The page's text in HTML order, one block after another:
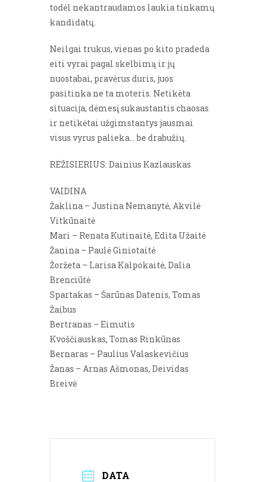
todėl nekantraudamos laukia tinkamų
kandidatų.
Neilgai trukus, vienas po kito pradeda
eiti vyrai pagal skelbimą ir jų
nuostabai, pravėrus duris, juos
pasitinka ne ta moteris. Netikėta
situacija, dėmesį sukaustantis chaosas
ir netikėtai užgimstantys jausmai
visus vyrus palieka… be drabužių.
REŽISIERIUS: Dainius Kazlauskas
VAIDINA
Žaklina – Justina Nemanytė, Akvilė
Vitkūnaitė
Mari – Renata Kutinaitė, Edita Užaitė
Žanina – Paulė Giniotaitė
Žoržeta – Larisa Kalpokaitė, Dalia
Brenciūtė
Spartakas – Šarūnas Datenis, Tomas
Žaibus
Bertranas – Eimutis
Kvoščiauskas, Tomas Rinkūnas
Bernaras – Paulius Valaskevičius
Žanas – Arnas Ašmonas, Deividas
Breivė
DATA